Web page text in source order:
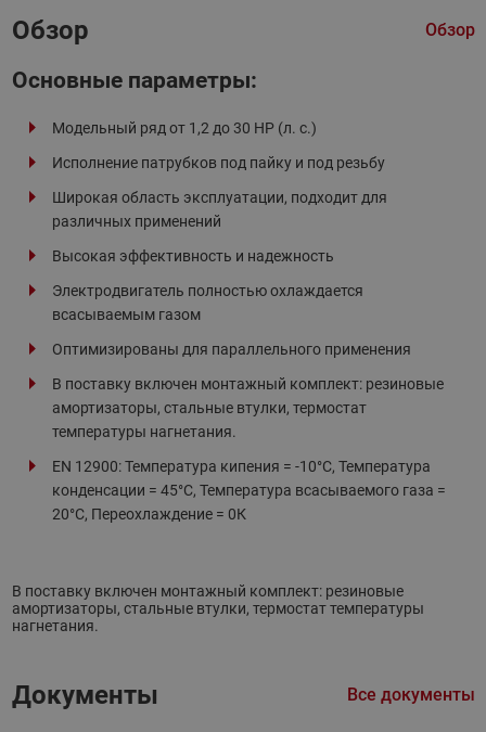
Обзор Обзор
Основные параметры:
Модельный ряд от 1,2 до 30 HP (л. с.)
Исполнение патрубков под пайку и под резьбу
Широкая область эксплуатации, подходит для
различных применений
Высокая эффективность и надежность
Электродвигатель полностью охлаждается
всасываемым газом
Оптимизированы для параллельного применения
В поставку включен монтажный комплект: резиновые
амортизаторы, стальные втулки, термостат
температуры нагнетания.
EN 12900: Температура кипения = -10°С, Температура
конденсации = 45°С, Температура всасываемого газа =
20°С, Переохлаждение = 0К
В поставку включен монтажный комплект: резиновые
амортизаторы, стальные втулки, термостат температуры
нагнетания.
Документы Все документы